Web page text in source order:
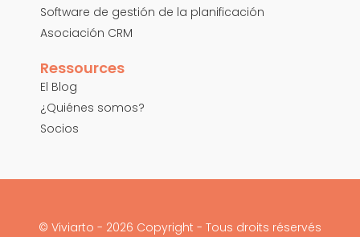
Software de gestión de la planificación
Asociación CRM
Ressources
El Blog
¿Quiénes somos?
Socios
© Viviarto - 2026 Copyright - Tous droits réservés